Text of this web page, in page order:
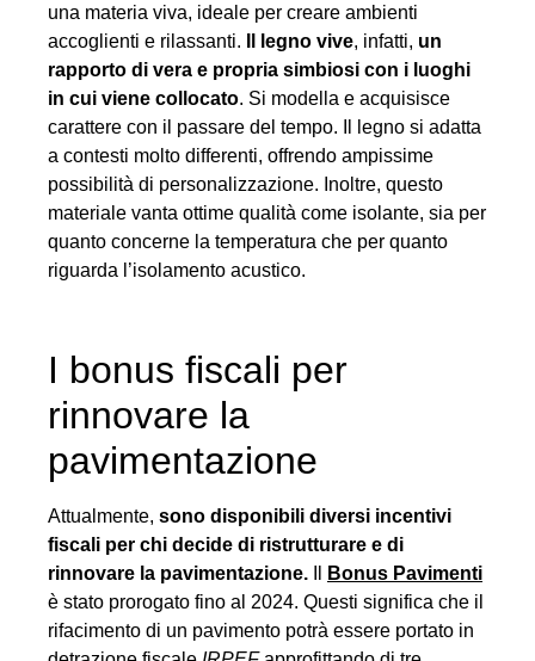
una materia viva, ideale per creare ambienti
accoglienti e rilassanti.
Il legno vive, infatti, un
rapporto di vera e propria simbiosi con i luoghi
in cui viene collocato. Si modella e acquisisce
carattere con il passare del tempo. Il legno si adatta
a contesti molto differenti, offrendo ampissime
possibilità di personalizzazione. Inoltre, questo
materiale vanta ottime qualità come isolante, sia per
quanto concerne la temperatura che per quanto
riguarda l’isolamento acustico.
I bonus fiscali per
rinnovare la
pavimentazione
Attualmente, sono disponibili diversi incentivi
fiscali per chi decide di ristrutturare e di
rinnovare la pavimentazione.
Bonus Pavimenti
è stato prorogato fino al 2024. Questi significa che il
rifacimento di un pavimento potrà essere portato in